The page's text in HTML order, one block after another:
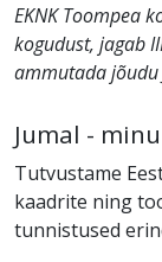
EKNK Toompea
kogudust, jagab
ammutada jõudu
Jumal -
Tutvustame
kaadrite ning
tunnistused